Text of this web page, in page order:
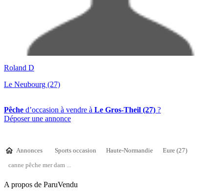
Roland D
Le Neubourg (27)
Pêche d’occasion à vendre à Le Gros-Theil (27) ?
Déposer une annonce
Annonces Sports occasion Haute-Normandie
Eure (27)
canne pêche mer dam ...
A propos de ParuVendu